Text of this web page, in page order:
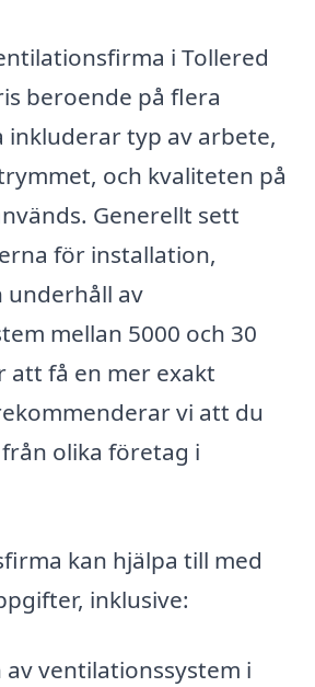
i Tollered
beroende på flera
inkluderar typ av arbete,
och kvaliteten på
Generellt sett
för installation,
underhåll av
mellan 5000 och 30
att få en mer exakt
vi att du
olika företag i
kan hjälpa till med
inklusive:
ventilationssystem i